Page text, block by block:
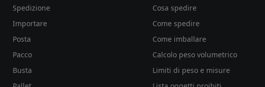
Spedizione
Importare
Posta
Pacco
Busta
Cosa spedire
Come spedire
Come imballare
Calcolo peso volumetrico
Limiti di peso e misure